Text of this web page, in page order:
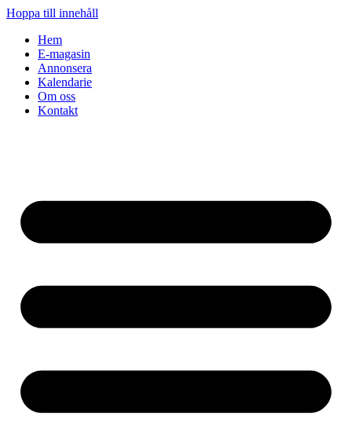
Hoppa till innehåll
Hem
E-magasin
Annonsera
Kalendarie
Om oss
Kontakt